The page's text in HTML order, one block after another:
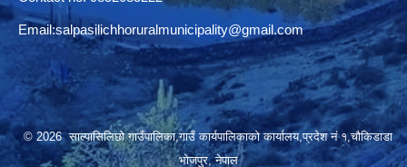
Email:salpasilichhoruralmunicipality@gmail.com
© 2026 साल्पासिलिछो गाउँपालिका,गाउँ कार्यपालिकाको कार्यालय,प्रदेश नं १,चौकिडाडा
भोजपुर, नेपाल